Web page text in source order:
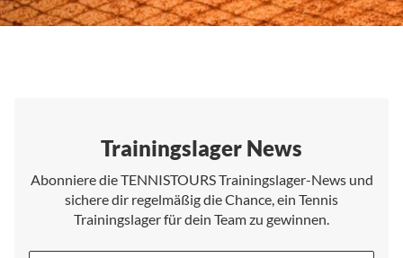
Trainingslager News
Abonniere die TENNISTOURS Trainingslager-News und
sichere dir regelmäßig die Chance, ein Tennis
Trainingslager für dein Team zu gewinnen.